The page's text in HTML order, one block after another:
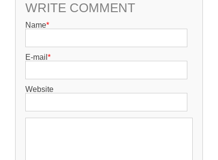
WRITE COMMENT
Name*
E-mail*
Website